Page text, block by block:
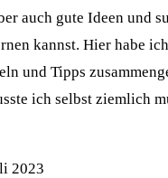
auch gute Ideen und
kannst. Hier habe
und Tipps
ich selbst ziemlich
2023